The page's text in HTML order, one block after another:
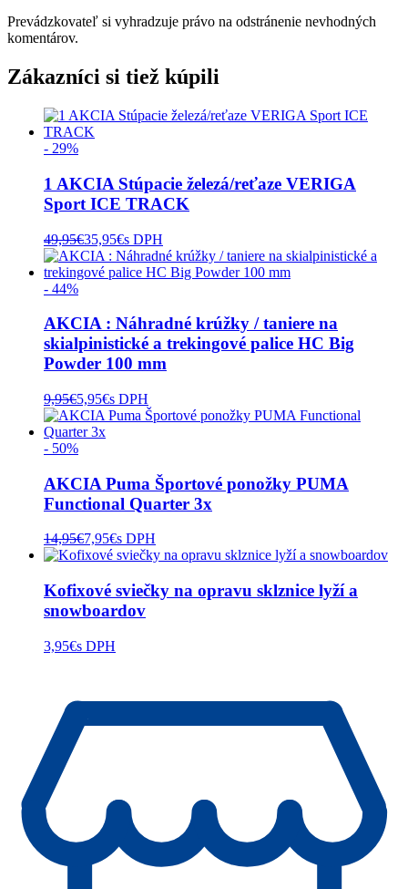
Prevádzkovateľ si vyhradzuje právo na odstránenie nevhodných
komentárov.
Zákazníci si tiež kúpili
- 29%
1 AKCIA Stúpacie železá/reťaze VERIGA
Sport ICE TRACK
49,95€35,95€s DPH
- 44%
AKCIA : Náhradné krúžky / taniere na
skialpinistické a trekingové palice HC Big
Powder 100 mm
9,95€5,95€s DPH
- 50%
AKCIA Puma Športové ponožky PUMA
Functional Quarter 3x
14,95€7,95€s DPH
Kofixové sviečky na opravu sklznice lyží a
snowboardov
3,95€s DPH